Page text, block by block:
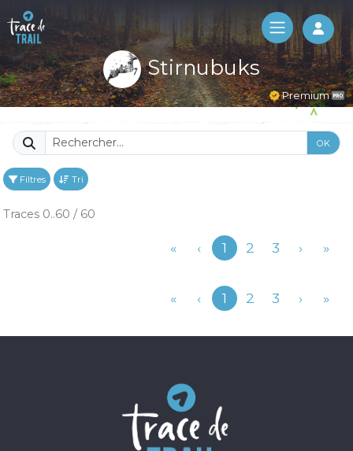
Log
Stirnubuks
Premium
OK
Filtres Tri
Traces 0..60 / 60
« ‹Précédent
1 2 3 › »
« ‹Précédent
1 2 3 › »